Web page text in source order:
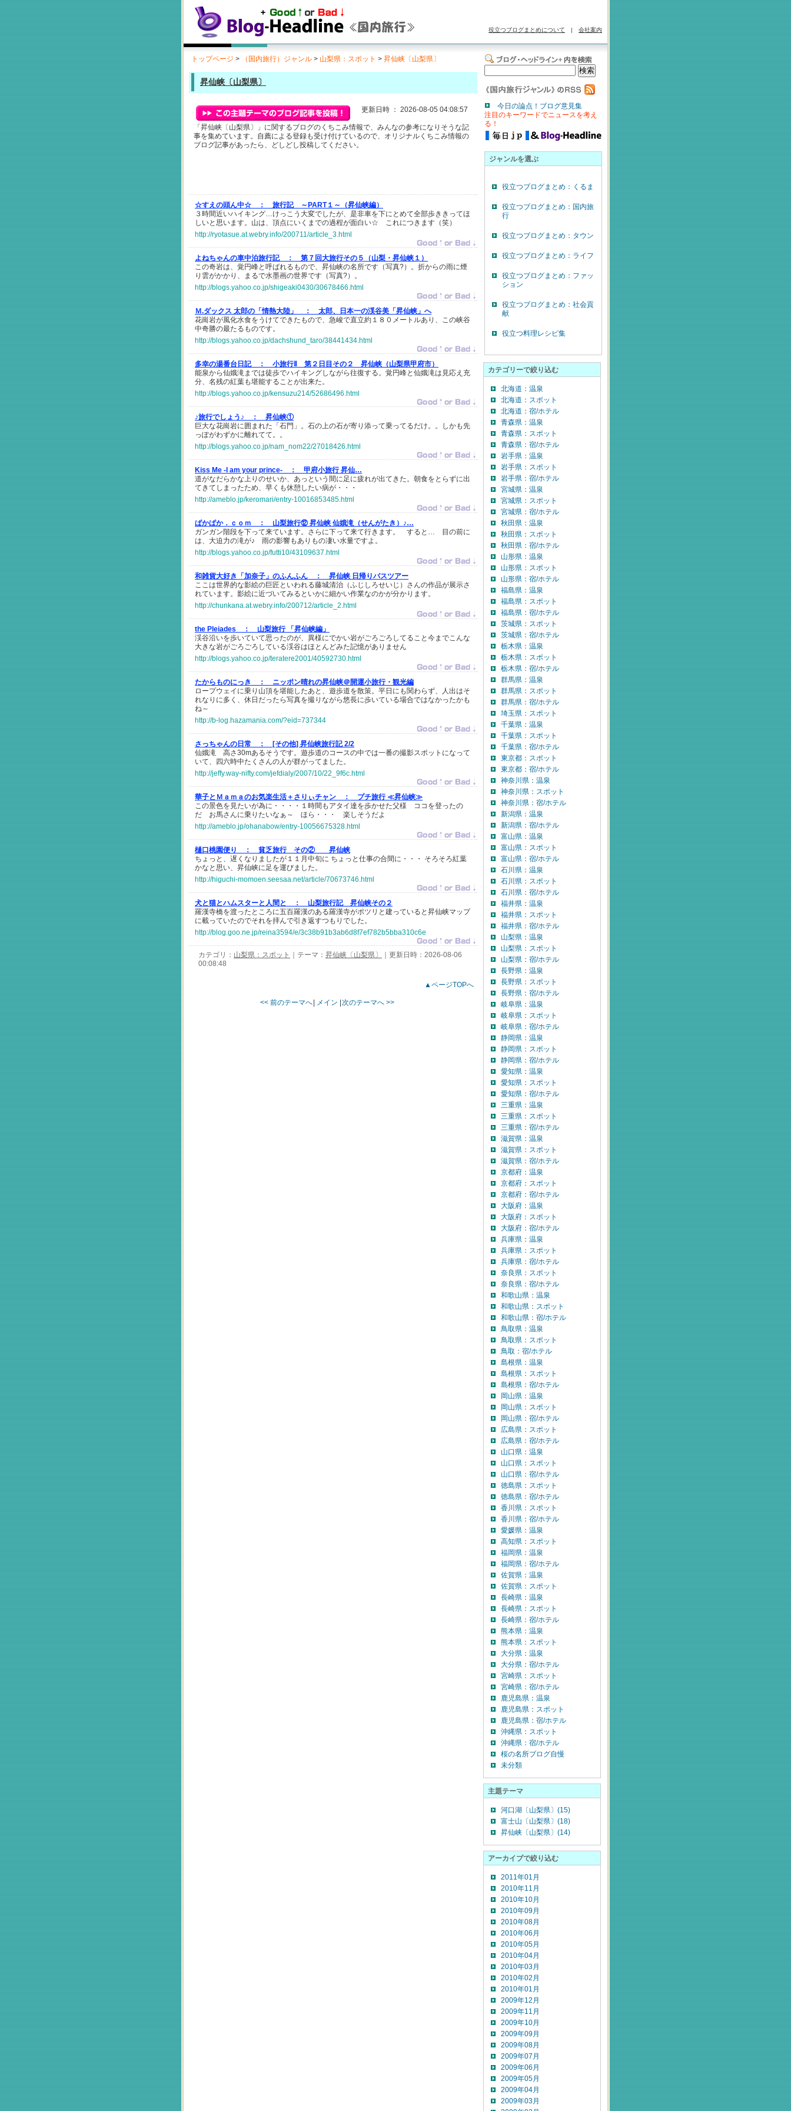
役立つブログまとめについて | 会社案内
トップページ > （国内旅行）ジャンル > 山梨県：スポット > 昇仙峡〔山梨県〕
昇仙峡〔山梨県〕
更新日時 ： 2026-08-05 04:08:57
「昇仙峡〔山梨県〕」に関するブログのくちこみ情報で、みんなの参考になりそうな記
事を集めています。自薦による登録も受け付けているので、オリジナルくちこみ情報の
ブログ記事があったら、どしどし投稿してください。
☆すえの頭ん中☆ ：
旅行記 ～PART１～（昇仙峡編）
３時間近いハイキング…けっこう大変でしたが、是非車を下にとめて全部歩ききってほ
しいと思います。山は、頂点にいくまでの過程が面白い☆ これにつきます（笑）
http://ryotasue.at.webry.info/200711/article_3.html
よねちゃんの車中泊旅行記 ：
第７回大旅行その５（山梨・昇仙峡１）
この奇岩は、覚円峰と呼ばれるもので、昇仙峡の名所です（写真?）。折からの雨に煙
り雲がかかり、まるで水墨画の世界です（写真?）。
http://blogs.yahoo.co.jp/shigeaki0430/30678466.html
Ｍ.ダックス 太郎の「情熱大陸」 ：
太郎、日本一の渓谷美「昇仙峡」へ
花崗岩が風化水食をうけてできたもので、急峻で直立約１８０メートルあり、この峡谷
中奇勝の最たるものです。
http://blogs.yahoo.co.jp/dachshund_taro/38441434.html
多幸の湯番台日記 ：
小旅行Ⅱ 第２日目その２ 昇仙峡（山梨県甲府市）
能泉から仙娥滝までは徒歩でハイキングしながら往復する。覚円峰と仙娥滝は見応え充
分、名残の紅葉も堪能することが出来た。
http://blogs.yahoo.co.jp/kensuzu214/52686496.html
♪旅行でしょう♪ ：
昇仙峡①
巨大な花崗岩に囲まれた「石門」。石の上の石が寄り添って乗ってるだけ。。しかも先
っぽがわずかに離れてて。。
http://blogs.yahoo.co.jp/nam_nom22/27018426.html
Kiss Me -I am your prince- ：
甲府小旅行 昇仙…
道がなだらかな上りのせいか、あっという間に足に疲れが出てきた。朝食をとらずに出
てきてしまったため、早くも休憩したい病が・・・
http://ameblo.jp/keromari/entry-10016853485.html
ぱかぱか．ｃｏｍ ：
山梨旅行⑫ 昇仙峡 仙娥滝（せんがたき）♪…
ガンガン階段を下って来ています。さらに下って来て行きます。 すると… 目の前に
は、大迫力の滝が♪ 雨の影響もありもの凄い水量ですよ。
http://blogs.yahoo.co.jp/futti10/43109637.html
和雑貨大好き「加奈子」のふんふん ：
昇仙峡 日帰りバスツアー
ここは世界的な影絵の巨匠といわれる藤城清治（ふじしろせいじ）さんの作品が展示さ
れています。影絵に近づいてみるといかに細かい作業なのかが分かります。
http://chunkana.at.webry.info/200712/article_2.html
the Pleiades ：
山梨旅行 「昇仙峡編」
渓谷沿いを歩いていて思ったのが、異様にでかい岩がごろごろしてること今までこんな
大きな岩がごろごろしている渓谷はほとんどみた記憶がありません
http://blogs.yahoo.co.jp/teratere2001/40592730.html
たからものにっき ：
ニッポン晴れの昇仙峡＠開運小旅行・観光編
ロープウェイに乗り山頂を堪能したあと、遊歩道を散策。平日にも関わらず、人出はそ
れなりに多く、休日だったら写真を撮りながら悠長に歩いている場合ではなかったかも
ね～
http://b-log.hazamania.com/?eid=737344
さっちゃんの日常 ：
[その他] 昇仙峡旅行記 2/2
仙娥滝 高さ30mあるそうです。遊歩道のコースの中では一番の撮影スポットになって
いて、四六時中たくさんの人が群がってました。
http://jeffy.way-nifty.com/jefdialy/2007/10/22_9f6c.html
華子とＭａｍａのお気楽生活＋さりぃチャン ：
プチ旅行 ≪昇仙峡≫
この景色を見たいが為に・・・・１時間もアタイ達を歩かせた父様 ココを登ったの
だ お馬さんに乗りたいなぁ～ ほら・・・ 楽しそうだよ
http://ameblo.jp/ohanabow/entry-10056675328.html
樋口桃園便り ：
貧乏旅行 その② 昇仙峡
ちょっと、遅くなりましたが１１月中旬に ちょっと仕事の合間に・・・ そろそろ紅葉
かなと思い、昇仙峡に足を運びました。
http://higuchi-momoen.seesaa.net/article/70673746.html
犬と猫とハムスターと人間と ：
山梨旅行記 昇仙峡その２
羅漢寺橋を渡ったところに五百羅漢のある羅漢寺がポツリと建っていると昇仙峡マップ
に載っていたのでそれを拝んで引き返すつもりでした。
http://blog.goo.ne.jp/reina3594/e/3c38b91b3ab6d8f7ef782b5bba310c6e
カテゴリ： 山梨県：スポット ｜テーマ： 昇仙峡〔山梨県〕
｜更新日時：2026-08-06
00:08:48
▲ページTOPへ
<< 前のテーマへ メイン 次のテーマへ >>
今日の論点！ブログ意見集
注目のキーワードでニュースを考え
る！
ジャンルを選ぶ
役立つブログまとめ：くるま
役立つブログまとめ：国内旅
行
役立つブログまとめ：タウン
役立つブログまとめ：ライフ
役立つブログまとめ：ファッ
ション
役立つブログまとめ：社会貢
献
役立つ料理レシピ集
カテゴリーで絞り込む
北海道：温泉
北海道：スポット
北海道：宿/ホテル
青森県：温泉
青森県：スポット
青森県：宿/ホテル
岩手県：温泉
岩手県：スポット
岩手県：宿/ホテル
宮城県：温泉
宮城県：スポット
宮城県：宿/ホテル
秋田県：温泉
秋田県：スポット
秋田県：宿/ホテル
山形県：温泉
山形県：スポット
山形県：宿/ホテル
福島県：温泉
福島県：スポット
福島県：宿/ホテル
茨城県：スポット
茨城県：宿/ホテル
栃木県：温泉
栃木県：スポット
栃木県：宿/ホテル
群馬県：温泉
群馬県：スポット
群馬県：宿/ホテル
埼玉県：スポット
千葉県：温泉
千葉県：スポット
千葉県：宿/ホテル
東京都：スポット
東京都：宿/ホテル
神奈川県：温泉
神奈川県：スポット
神奈川県：宿/ホテル
新潟県：温泉
新潟県：宿/ホテル
富山県：温泉
富山県：スポット
富山県：宿/ホテル
石川県：温泉
石川県：スポット
石川県：宿/ホテル
福井県：温泉
福井県：スポット
福井県：宿/ホテル
山梨県：温泉
山梨県：スポット
山梨県：宿/ホテル
長野県：温泉
長野県：スポット
長野県：宿/ホテル
岐阜県：温泉
岐阜県：スポット
岐阜県：宿/ホテル
静岡県：温泉
静岡県：スポット
静岡県：宿/ホテル
愛知県：温泉
愛知県：スポット
愛知県：宿/ホテル
三重県：温泉
三重県：スポット
三重県：宿/ホテル
滋賀県：温泉
滋賀県：スポット
滋賀県：宿/ホテル
京都府：温泉
京都府：スポット
京都府：宿/ホテル
大阪府：温泉
大阪府：スポット
大阪府：宿/ホテル
兵庫県：温泉
兵庫県：スポット
兵庫県：宿/ホテル
奈良県：スポット
奈良県：宿/ホテル
和歌山県：温泉
和歌山県：スポット
和歌山県：宿/ホテル
鳥取県：温泉
鳥取県：スポット
鳥取：宿/ホテル
島根県：温泉
島根県：スポット
島根県：宿/ホテル
岡山県：温泉
岡山県：スポット
岡山県：宿/ホテル
広島県：スポット
広島県：宿/ホテル
山口県：温泉
山口県：スポット
山口県：宿/ホテル
徳島県：スポット
徳島県：宿/ホテル
香川県：スポット
香川県：宿/ホテル
愛媛県：温泉
高知県：スポット
福岡県：温泉
福岡県：宿/ホテル
佐賀県：温泉
佐賀県：スポット
長崎県：温泉
長崎県：スポット
長崎県：宿/ホテル
熊本県：温泉
熊本県：スポット
大分県：温泉
大分県：宿/ホテル
宮崎県：スポット
宮崎県：宿/ホテル
鹿児島県：温泉
鹿児島県：スポット
鹿児島県：宿/ホテル
沖縄県：スポット
沖縄県：宿/ホテル
桜の名所ブログ自慢
未分類
主題テーマ
河口湖〔山梨県〕(15)
富士山〔山梨県〕(18)
昇仙峡〔山梨県〕(14)
アーカイブで絞り込む
2011年01月
2010年11月
2010年10月
2010年09月
2010年08月
2010年06月
2010年05月
2010年04月
2010年03月
2010年02月
2010年01月
2009年12月
2009年11月
2009年10月
2009年09月
2009年08月
2009年07月
2009年06月
2009年05月
2009年04月
2009年03月